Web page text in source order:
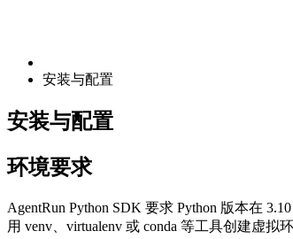
安装与配置
安装与配置
环境要求
AgentRun Python SDK 要求 Python 版本在
用 venv、virtualenv 或 conda 等工具创建虚拟环